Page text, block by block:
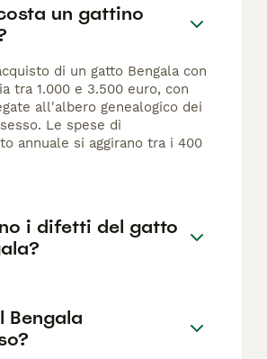
un gattino
di un gatto Bengala con
tra 1.000 e 3.500 euro, con
all'albero genealogico dei
Le spese di
annuale si aggirano tra i 400
i difetti del gatto
Bengala